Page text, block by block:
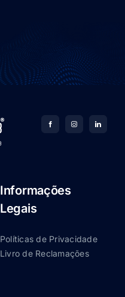
Informações
Legais
Políticas de Privacidade
Livro de Reclamações